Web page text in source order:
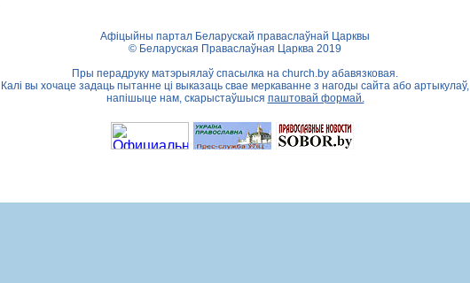
Афіцыйны партал Беларускай праваслаўнай Царквы
© Беларуская Праваслаўная Царква 2019
Пры перадруку матэрыялаў спасылка на church.by абавязковая.
Калі вы хочаце задаць пытанне ці выказаць свае меркаванне з нагоды сайта або артыкулаў,
напішыце нам, скарыстаўшыся паштовай формай.